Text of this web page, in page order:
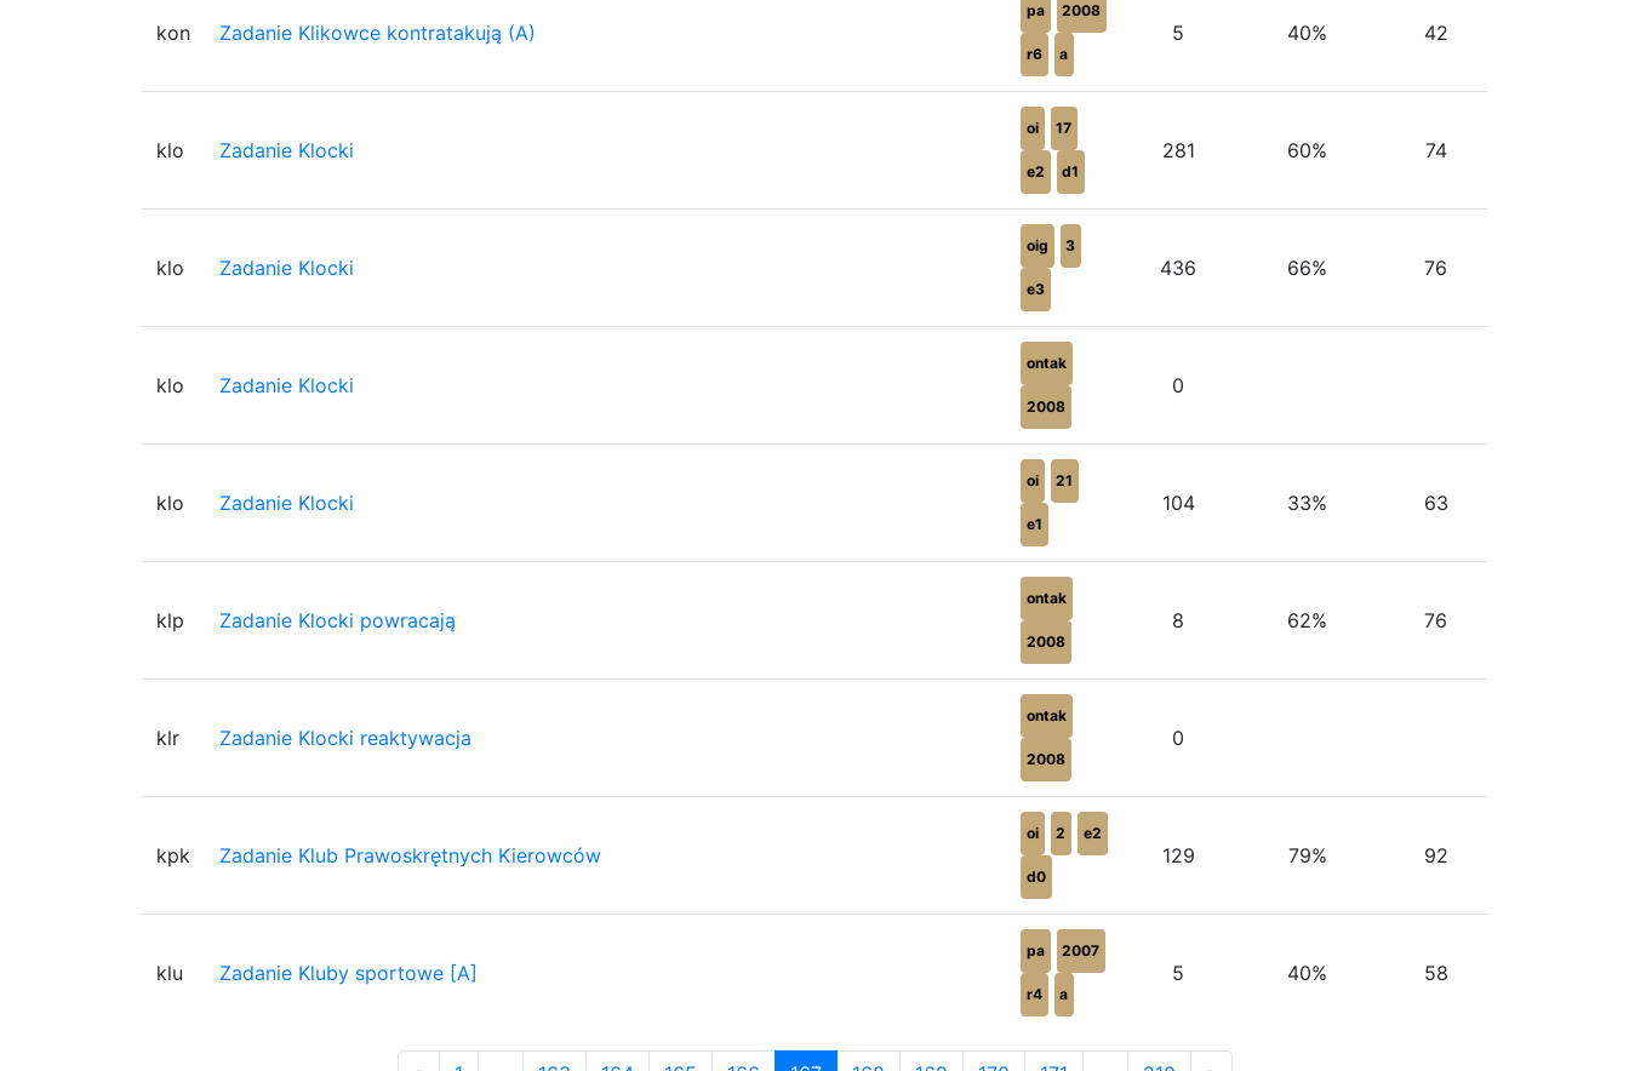
kon Zadanie Klikowce kontratakują (A)
pa 2008
r6 a
5 40% 42
klo Zadanie Klocki
oi 17
e2 d1
281 60% 74
klo Zadanie Klocki
oig 3
e3
436 66% 76
klo Zadanie Klocki
ontak
2008
0
klo Zadanie Klocki
oi 21
e1
104 33% 63
klp Zadanie Klocki powracają
ontak
2008
8 62% 76
klr Zadanie Klocki reaktywacja
ontak
2008
0
kpk Zadanie Klub Prawoskrętnych Kierowców
oi 2 e2
d0
129 79% 92
klu Zadanie Kluby sportowe [A]
pa 2007
r4 a
5 40% 58